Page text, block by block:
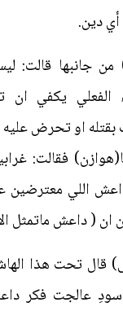
أي دين.
من جانبها قالت:
الفعلي يكفي
بقتله او تحرض
فقالت:
اللي معترضين
ان ( داعش ماتمثل
تحت هذا
عالجت فكر